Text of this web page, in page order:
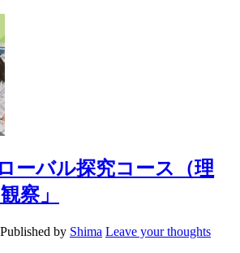
ーバル探究コース（理
察」
Published by Shima Leave your thoughts